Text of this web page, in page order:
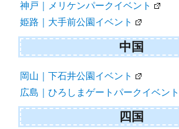
神戸｜メリケンパークイベント
姫路｜大手前公園イベント
中国
岡山｜下石井公園イベント
広島｜ひろしまゲートパークイベント
四国